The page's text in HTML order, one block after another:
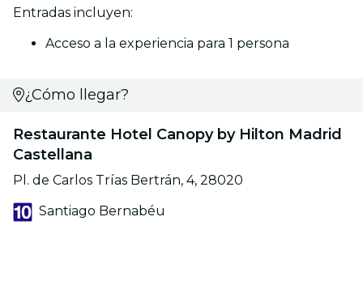
Entradas incluyen:
Acceso a la experiencia para 1 persona
¿Cómo llegar?
Restaurante Hotel Canopy by Hilton Madrid
Castellana
Pl. de Carlos Trías Bertrán, 4, 28020
Santiago Bernabéu